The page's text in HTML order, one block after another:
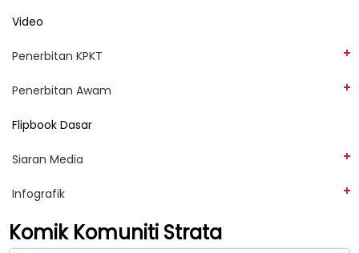
Video
Penerbitan KPKT
Penerbitan Awam
Flipbook Dasar
Siaran Media
Infografik
Komik Komuniti Strata